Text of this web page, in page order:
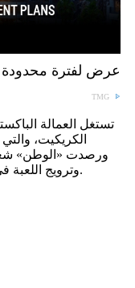
عرض لفترة محدودة مقدم 1.5% و
TMG
تستغل العمالة
الكريكيت،
ورصدت «الوطن» شغف
وترويج اللعبة في أحياء جازان، والتي بدأت بالانتشار الواسع.